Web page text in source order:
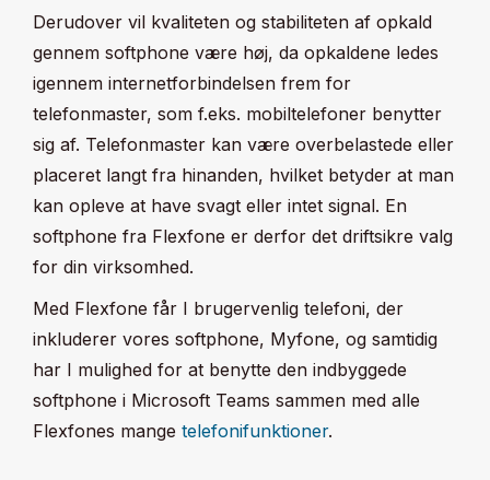
Derudover vil kvaliteten og stabiliteten af opkald
gennem softphone være høj, da opkaldene ledes
igennem internetforbindelsen frem for
telefonmaster, som f.eks. mobiltelefoner benytter
sig af. Telefonmaster kan være overbelastede eller
placeret langt fra hinanden, hvilket betyder at man
kan opleve at have svagt eller intet signal. En
softphone fra Flexfone er derfor det driftsikre valg
for din virksomhed.
Med Flexfone får I brugervenlig telefoni, der
inkluderer vores softphone, Myfone, og samtidig
har I mulighed for at benytte den indbyggede
softphone i Microsoft Teams sammen med alle
Flexfones mange telefonifunktioner.